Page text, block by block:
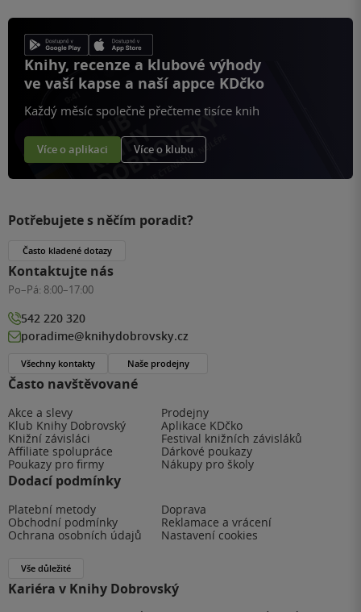
Knihy, recenze a klubové výhody
ve vaší kapse a naší appce KDčko
Každý měsíc společně přečteme tisíce knih
Více o aplikaci Více o klubu
Často navštěvované
Akce a slevy
Prodejny
Klub Knihy Dobrovský
Aplikace KDčko
Knižní závisláci
Festival knižních závisláků
Affiliate spolupráce
Dárkové poukazy
Poukazy pro firmy
Nákupy pro školy
Dodací podmínky
Platební metody
Doprava
Obchodní podmínky
Reklamace a vrácení
Ochrana osobních údajů
Nastavení cookies
Vše důležité
Kariéra v Knihy Dobrovský
Potřebujete s něčím poradit?
Často kladené dotazy
Kontaktujte nás
Po–Pá: 8:00–17:00
542 220 320
poradime@knihydobrovsky.cz
Všechny kontakty Naše prodejny